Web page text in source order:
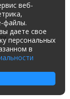
веб-
файлы.
даете свое
персональных
в